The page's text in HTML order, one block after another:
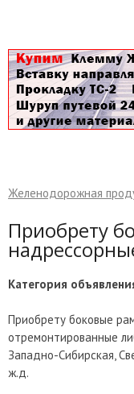
Желенодорожная
Приобрету
Категория
Приобрету боковые
отремонтированные
Западно-Сибирская,
ж.д.